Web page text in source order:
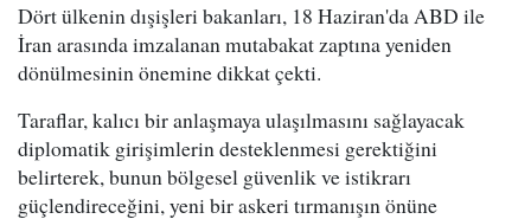
Dört ülkenin dışişleri bakanları, 18 Haziran'da ABD ile
İran arasında imzalanan mutabakat zaptına yeniden
dönülmesinin önemine dikkat çekti.
Taraflar, kalıcı bir anlaşmaya ulaşılmasını sağlayacak
diplomatik girişimlerin desteklenmesi gerektiğini
belirterek, bunun bölgesel güvenlik ve istikrarı
güçlendireceğini, yeni bir askeri tırmanışın önüne